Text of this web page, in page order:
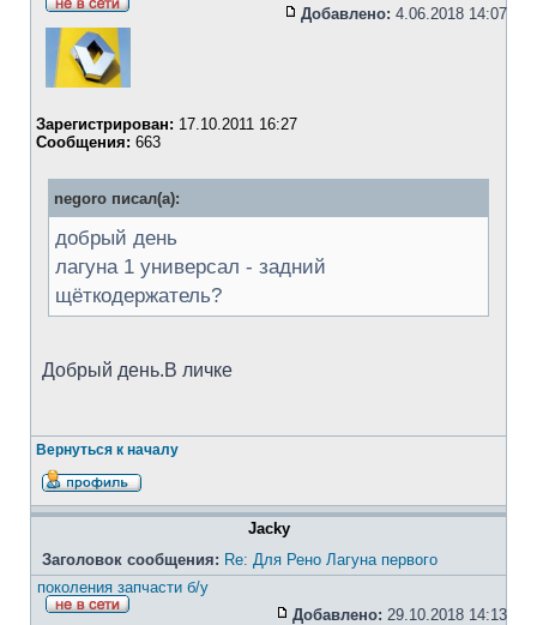
Добавлено: 4.06.2018 14:07
Зарегистрирован: 17.10.2011 16:27
Сообщения: 663
negoro писал(а):
добрый день
лагуна 1 универсал - задний
щёткодержатель?
Добрый день.В личке
Вернуться к началу
Jacky
Заголовок сообщения: Re: Для Рено Лагуна первого
поколения запчасти б/у
Добавлено: 29.10.2018 14:13